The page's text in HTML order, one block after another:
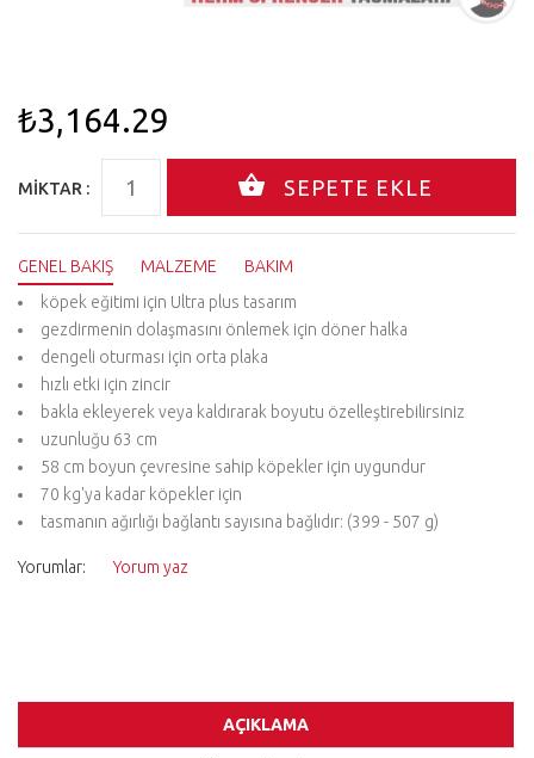
₺3,164.29
MIKTAR :
GENEL BAKIŞ MALZEME
BAKIM
köpek eğitimi için Ultra plus tasarım
gezdirmenin dolaşmasını önlemek için döner halka
dengeli oturması için orta plaka
hızlı etki için zincir
bakla ekleyerek veya kaldırarak boyutu özelleştirebilirsiniz
uzunluğu 63 cm
58 cm boyun çevresine sahip köpekler için uygundur
70 kg'ya kadar köpekler için
tasmanın ağırlığı bağlantı sayısına bağlıdır: (399 - 507 g)
Yorumlar: Yorum yaz
AÇIKLAMA